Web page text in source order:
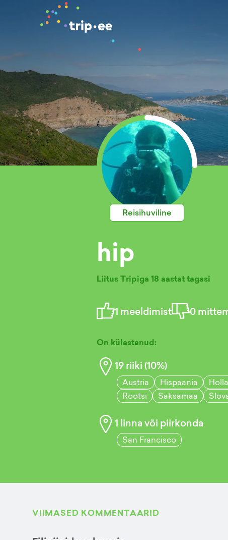
Reisihuviline
hip
Liitus Tripiga 18 aastat tagasi
1 meeldimist 0
On külastanud:
19riiki (10%)
Austria Hispaania
Rootsi
Saksamaa
1 linna või piirkonda
San Francisco
VIIMASED KOMMENTAARID